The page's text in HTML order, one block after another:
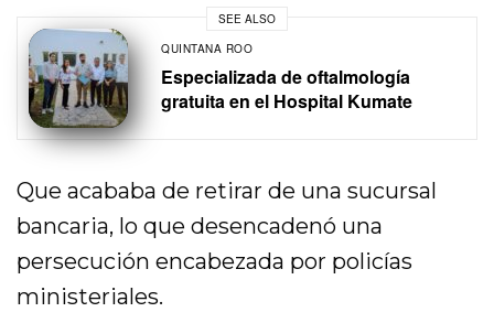
SEE ALSO
QUINTANA ROO
Especializada de oftalmología
gratuita en el Hospital Kumate
Que acababa de retirar de una sucursal
bancaria, lo que desencadenó una
persecución encabezada por policías
ministeriales.